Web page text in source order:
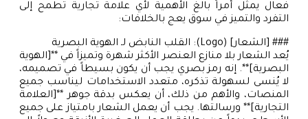
فعال يمثل أمراً بالغ الأهمية لأي علامة تجارية تطمح إلى
التفرد والتميز في سوق يعج بالخلافات:
### [الشعار] (Logo): القلب النابض لـ الهوية البصرية
يُعد الشعار بلا منازع العنصر الأكثر شهرة وتميزاً في **[الهوية
البصرية]**. إنه رمز بصري يجب أن يكون بسيطاً في تصميمه،
لا يُنسى لسهولة تذكره، متعدد الاستخدامات ليناسب جميع
المنصات، والأهم من ذلك، أن يعكس بدقة جوهر **[العلامة
التجارية]** ورسالتها. يجب أن يعمل الشعار بامتياز على جميع